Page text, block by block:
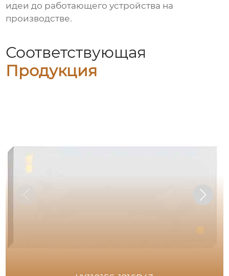
идеи до работающего устройства на
производстве.
Соответствующая
Продукция